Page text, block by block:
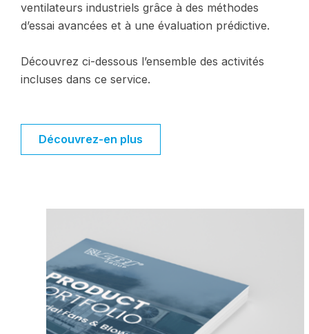
ventilateurs industriels grâce à des méthodes
d’essai avancées et à une évaluation prédictive.
Découvrez ci-dessous l’ensemble des activités
incluses dans ce service.
Découvrez-en plus